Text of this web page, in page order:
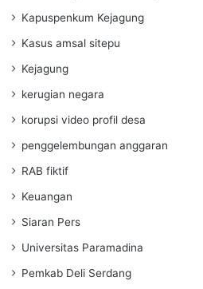
Kapuspenkum Kejagung
Kasus amsal sitepu
Kejagung
kerugian negara
korupsi video profil desa
penggelembungan anggaran
RAB fiktif
Keuangan
Siaran Pers
Universitas Paramadina
Pemkab Deli Serdang